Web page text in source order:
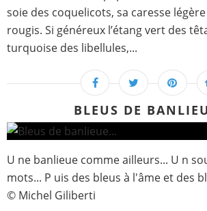
soie des coquelicots, sa caresse
rougis. Si généreux l’étang vert des
turquoise des libellules,...
BLEUS DE
U ne banlieue comme ailleurs... U n
mots... P uis des bleus à l'âme et des
© Michel Giliberti